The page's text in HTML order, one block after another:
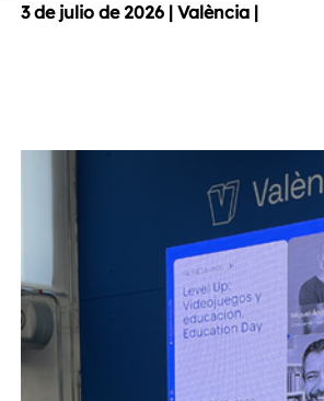
3 de julio de 2026 | València |